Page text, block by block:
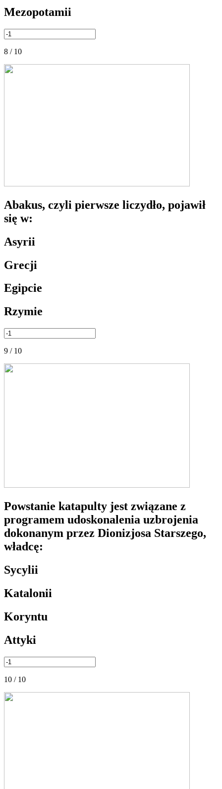
Mezopotamii
8 / 10
Abakus, czyli pierwsze liczydło, pojawił
się w:
Asyrii
Grecji
Egipcie
Rzymie
9 / 10
Powstanie katapulty jest związane z
programem udoskonalenia uzbrojenia
dokonanym przez Dionizjosa Starszego,
władcę:
Sycylii
Katalonii
Koryntu
Attyki
10 / 10